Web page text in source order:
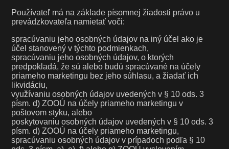
Používateľ má na základe písomnej žiadosti právo u
prevádzkovateľa namietať voči:
spracúvaniu jeho osobných údajov na iný účel ako je
účel stanovený v týchto podmienkach,
spracúvaniu jeho osobných údajov, o ktorých
predpokladá, že sú alebo budú spracúvané na účely
priameho marketingu bez jeho súhlasu, a žiadať ich
likvidáciu,
využívaniu osobných údajov uvedených v § 10 ods. 3
písm. d) ZOOÚ na účely priameho marketingu v
poštovom styku, alebo
poskytovaniu osobných údajov uvedených v § 10 ods. 3
písm. d) ZOOÚ na účely priameho marketingu,
spracúvaniu osobných údajov v prípadoch podľa § 10